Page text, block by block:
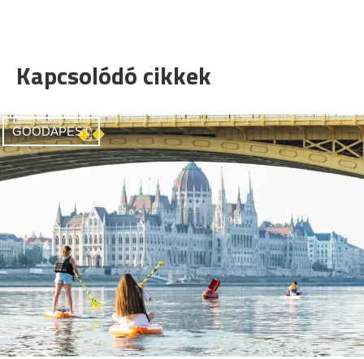
Kapcsolódó cikkek
GOODAPEST